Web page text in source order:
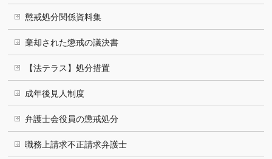
懲戒処分関係資料集
棄却された懲戒の議決書
【法テラス】処分措置
成年後見人制度
弁護士会役員の懲戒処分
職務上請求不正請求弁護士